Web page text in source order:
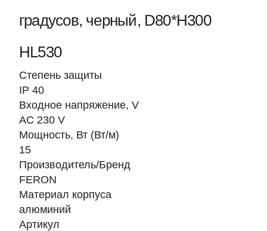
градусов, черный, D80*H300
HL530
Степень защиты
IP 40
Входное напряжение, V
AC 230 V
Мощность, Вт (Вт/м)
15
Производитель/Бренд
FERON
Материал корпуса
алюминий
Артикул